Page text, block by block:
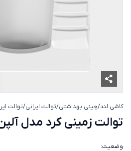
کاشی لند/چینی بهداشتی/توالت ایرانی/توالت
توالت زمینی کرد مدل
وضعیت: